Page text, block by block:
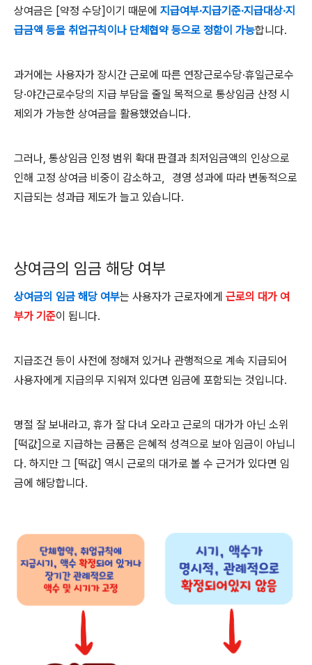
상여금은 [약정 수당]이기 때문에 지급여부·지급기준·지급대상·지
급금액 등을 취업규칙이나 단체협약 등으로 정함이 가능합니다.
과거에는 사용자가 장시간 근로에 따른 연장근로수당·휴일근로수
당·야간근로수당의 지급 부담을 줄일 목적으로 통상임금 산정 시
제외가 가능한 상여금을 활용했었습니다.
그러나, 통상임금 인정 범위 확대 판결과 최저임금액의 인상으로
인해 고정 상여금 비중이 감소하고， 경영 성과에 따라 변동적으로
지급되는 성과급 제도가 늘고 있습니다.
상여금의 임금 해당 여부
상여금의 임금 해당 여부는 사용자가 근로자에게 근로의 대가 여
부가 기준이 됩니다.
지급조건 등이 사전에 정해져 있거나 관행적으로 계속 지급되어
사용자에게 지급의무 지워져 있다면 임금에 포함되는 것입니다.
명절 잘 보내라고, 휴가 잘 다녀 오라고 근로의 대가가 아닌 소위
[떡값]으로 지급하는 금품은 은혜적 성격으로 보아 임금이 아닙니
다. 하지만 그 [떡값] 역시 근로의 대가로 볼 수 근거가 있다면 임
금에 해당합니다.